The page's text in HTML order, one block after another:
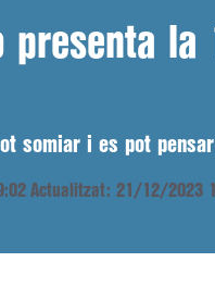
presenta
somiar i es pot
Actualitzat: 21/12/2023